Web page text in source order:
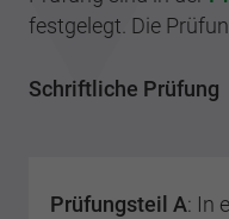
festgelegt. Die
Schriftliche Prüfung
Prüfungsteil A: In